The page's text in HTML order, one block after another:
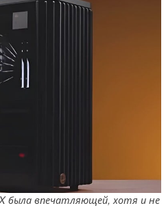
была впечатляющей, хотя и не